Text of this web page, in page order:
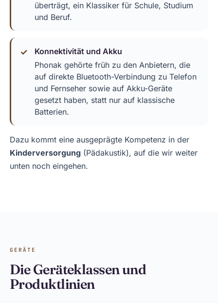
überträgt, ein Klassiker für Schule, Studium
und Beruf.
Konnektivität und Akku
Phonak gehörte früh zu den Anbietern, die
auf direkte Bluetooth-Verbindung zu Telefon
und Fernseher sowie auf Akku-Geräte
gesetzt haben, statt nur auf klassische
Batterien.
Dazu kommt eine ausgeprägte Kompetenz in der
Kinderversorgung (Pädakustik), auf die wir weiter
unten noch eingehen.
GERÄTE
Die Geräteklassen und
Produktlinien